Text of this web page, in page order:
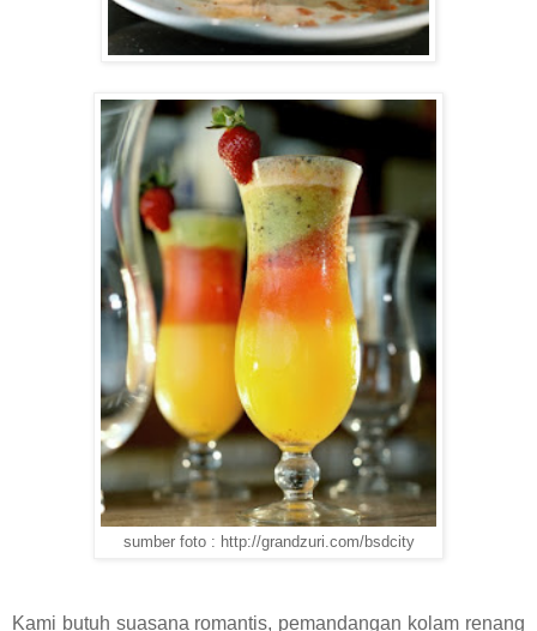
sumber foto : http://grandzuri.com/bsdcity
Kami butuh suasana romantis, pemandangan kolam renang